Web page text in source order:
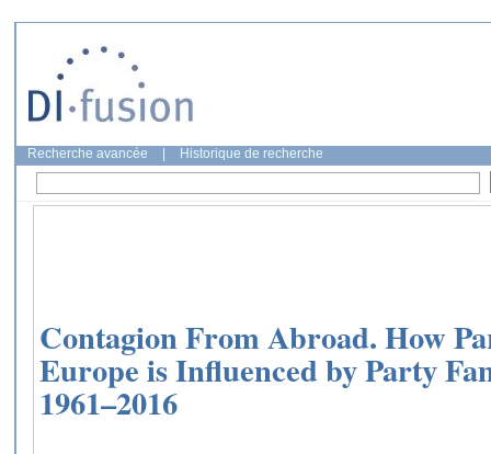
Recherche avancée Historique de recherche
Contagion From Abroad. How
Europe is Influenced by Party
1961–2016